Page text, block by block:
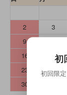
2
3
9
16
17
23
24
30
初
初回限